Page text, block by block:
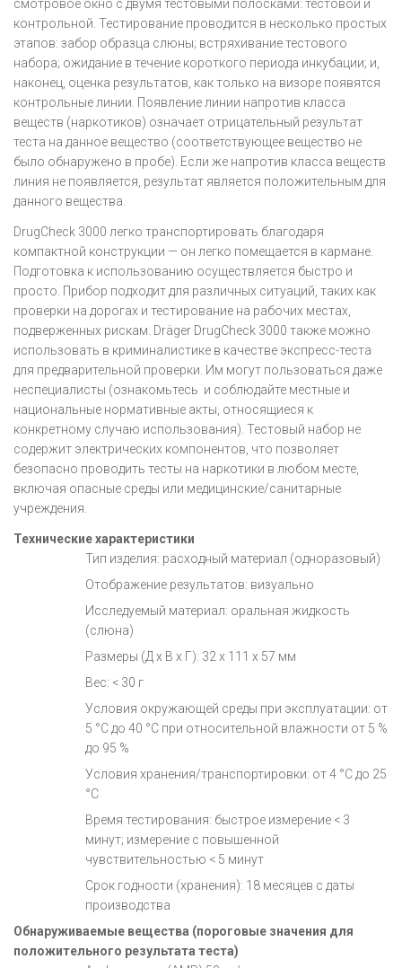
смотровое окно с двумя тестовыми полосками: тестовой и
контрольной. Тестирование проводится в несколько простых
этапов: забор образца слюны; встряхивание тестового
набора; ожидание в течение короткого периода инкубации; и,
наконец, оценка результатов, как только на визоре появятся
контрольные линии. Появление линии напротив класса
веществ (наркотиков) означает отрицательный результат
теста на данное вещество (соответствующее вещество не
было обнаружено в пробе). Если же напротив класса веществ
линия не появляется, результат является положительным для
данного вещества.
DrugCheck 3000 легко транспортировать благодаря
компактной конструкции — он легко помещается в кармане.
Подготовка к использованию осуществляется быстро и
просто. Прибор подходит для различных ситуаций, таких как
проверки на дорогах и тестирование на рабочих местах,
подверженных рискам. Dräger DrugCheck 3000 также можно
использовать в криминалистике в качестве экспресс-теста
для предварительной проверки. Им могут пользоваться даже
неспециалисты (ознакомьтесь и соблюдайте местные и
национальные нормативные акты, относящиеся к
конкретному случаю использования). Тестовый набор не
содержит электрических компонентов, что позволяет
безопасно проводить тесты на наркотики в любом месте,
включая опасные среды или медицинские/санитарные
учреждения.
Технические характеристики
Тип изделия: расходный материал (одноразовый)
Отображение результатов: визуально
Исследуемый материал: оральная жидкость
(слюна)
Размеры (Д x В x Г): 32 x 111 x 57 мм
Вес: < 30 г
Условия окружающей среды при эксплуатации: от
5 °C до 40 °C при относительной влажности от 5 %
до 95 %
Условия хранения/транспортировки: от 4 °C до 25
°C
Время тестирования: быстрое измерение < 3
минут; измерение с повышенной
чувствительностью < 5 минут
Срок годности (хранения): 18 месяцев с даты
производства
Обнаруживаемые вещества (пороговые значения для
положительного результата теста)